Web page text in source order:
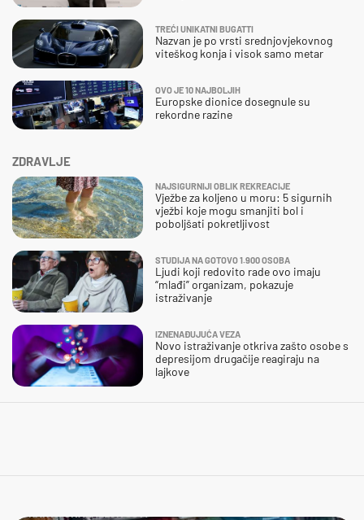
ZDRAVLJE
NAJSIGURNIJI OBLIK REKREACIJE
Vježbe za koljeno u moru: 5 sigurnih
vježbi koje mogu smanjiti bol i
poboljšati pokretljivost
STUDIJA NA GOTOVO 1.900 OSOBA
Ljudi koji redovito rade ovo imaju
“mlađi” organizam, pokazuje
istraživanje
IZNENAĐUJUĆA VEZA
Novo istraživanje otkriva zašto osobe s
depresijom drugačije reagiraju na
lajkove
TREĆI UNIKATNI BUGATTI
Nazvan je po vrsti srednjovjekovnog
viteškog konja i visok samo metar
OVO JE 10 NAJBOLJIH
Europske dionice dosegnule su
rekordne razine